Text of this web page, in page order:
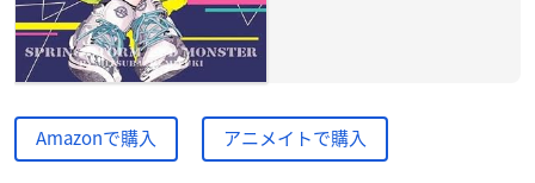
Amazonで購入 アニメイトで購入